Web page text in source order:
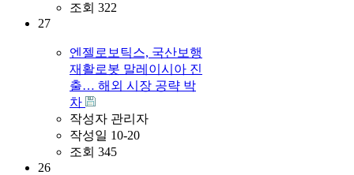
조회 322
27
엔젤로보틱스, 국산보행
재활로봇 말레이시아 진
출… 해외 시장 공략 박
차
작성자 관리자
작성일 10-20
조회 345
26